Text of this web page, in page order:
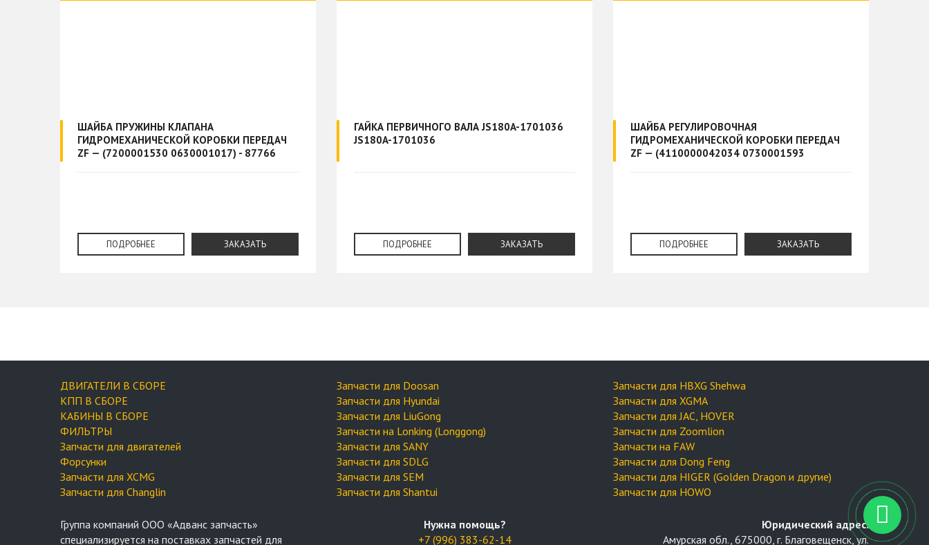
ШАЙБА ПРУЖИНЫ КЛАПАНА
ГИДРОМЕХАНИЧЕСКОЙ КОРОБКИ ПЕРЕДАЧ
ZF — (7200001530 0630001017) - 87766
ПОДРОБНЕЕ ЗАКАЗАТЬ
ГАЙКА ПЕРВИЧНОГО ВАЛА JS180A-1701036
JS180A-1701036
ПОДРОБНЕЕ ЗАКАЗАТЬ
ШАЙБА РЕГУЛИРОВОЧНАЯ
ГИДРОМЕХАНИЧЕСКОЙ КОРОБКИ ПЕРЕДАЧ
ZF — (4110000042034 0730001593
ПОДРОБНЕЕ ЗАКАЗАТЬ
ДВИГАТЕЛИ В СБОРЕ
КПП В СБОРЕ
КАБИНЫ В СБОРЕ
ФИЛЬТРЫ
Запчасти для двигателей
Форсунки
Запчасти для XCMG
Запчасти для Changlin
Запчасти для Doosan
Запчасти для Hyundai
Запчасти для LiuGong
Запчасти на Lonking (Longgong)
Запчасти для SANY
Запчасти для SDLG
Запчасти для SEM
Запчасти для Shantui
Запчасти для HBXG Shehwa
Запчасти для XGMA
Запчасти для JAC, HOVER
Запчасти для Zoomlion
Запчасти на FAW
Запчасти для Dong Feng
Запчасти для HIGER (Golden Dragon и другие)
Запчасти для HOWO
Группа компаний OOO «Адванс запчасть»
специализируется на поставках запчастей для
Нужна помощь?
+7 (996) 383-62-14
Юридический адрес:
Амурская обл., 675000, г. Благовещенск, ул.